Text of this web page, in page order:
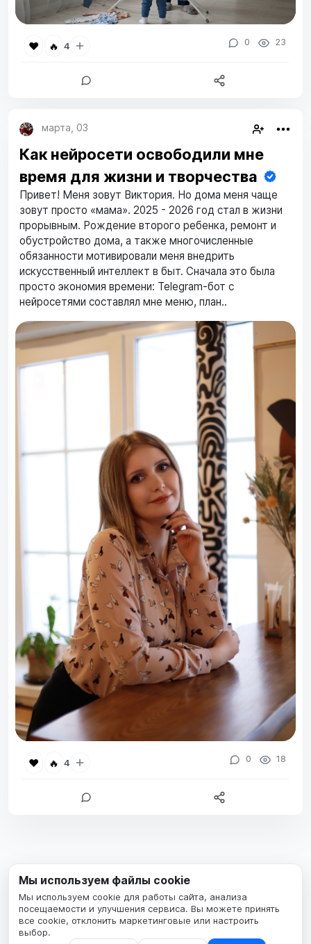
❤️ 🔥 4 0 23
марта, 03
Как нейросети освободили мне
время для жизни и творчества
Привет! Меня зовут Виктория. Но дома меня чаще
зовут просто «мама». 2025 - 2026 год стал в жизни
прорывным. Рождение второго ребенка, ремонт и
обустройство дома, а также многочисленные
обязанности мотивировали меня внедрить
искусственный интеллект в быт. Сначала это была
просто экономия времени: Telegram-бот с
нейросетями составлял мне меню, план..
❤️ 🔥 4 0 18
Мы используем файлы cookie
Мы используем cookie для работы сайта, анализа
посещаемости и улучшения сервиса. Вы можете принять
все cookie, отклонить маркетинговые или настроить
выбор.